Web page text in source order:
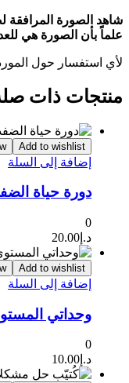
شاهد الصورة
علماً بأن الصورة هي للعدد 12 ولكن تم استخدامها فقط
لأي استفسار حول
منتجات ذات
Add to wishlist
إضافة إلى السلة
دورة حياة
0
د.إ 20.00
Add to wishlist
إضافة إلى السلة
وحداتي
0
د.إ 10.00